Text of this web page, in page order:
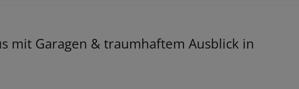
mit Garagen & traumhaftem Ausblick in